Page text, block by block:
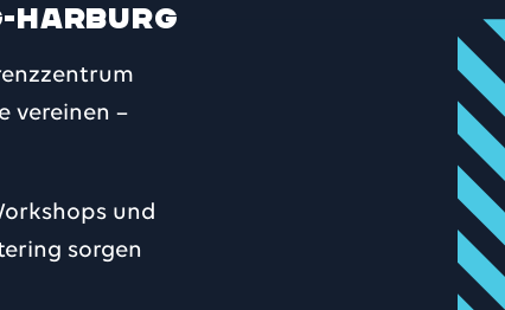
Harburg
vereinen –
und
sorgen